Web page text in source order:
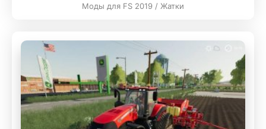
Моды для FS 2019 / Жатки